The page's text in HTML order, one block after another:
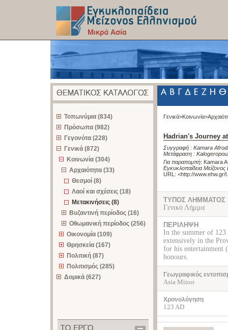
Τοπωνύμια (834)
Πρόσωπα (982)
Γεγονότα (228)
Γενικά (872)
Κοινωνία (304)
Αρχαιότητα (33)
Θεσμοί (8)
Λαοί και σχέσεις (18)
Μετακινήσεις (8)
Βυζαντινή περίοδος (16)
Οθωμανική περίοδος (256)
Οικονομία (109)
Θρησκεία (167)
Πολιτική (87)
Πολιτισμός (285)
Δομικά (627)
Γενικά>Κοινωνία>
Hadrian's Journey
Συγγραφή : Kamara
Μετάφραση :
Για παραπομπή: Kamara
Εγκυκλοπαίδεια
URL: <http://www.ehw.gr/
ΤΥΠΟΣ ΛΗΜΜΑΤΟΣ
Γενικό Λήμμα
ΠΕΡΙΛΗΨΗ
In the summer of
extensively in the
for his entertainment
honours.
Γεωγραφικός
Asia Minor
Χρονολόγηση
123 AD